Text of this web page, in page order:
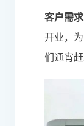
客户需求
开业，
们通宵